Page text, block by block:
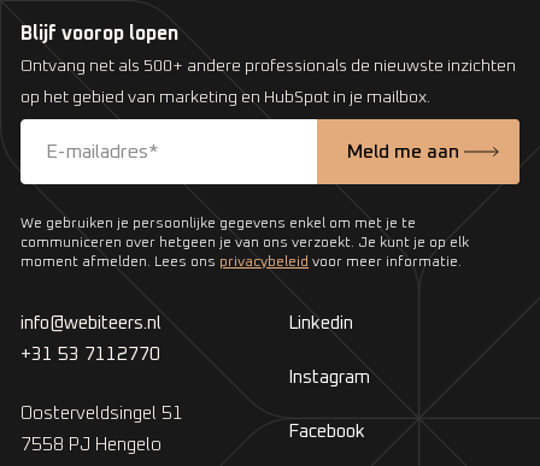
Blijf voorop lopen
Ontvang net als 500+ andere professionals de nieuwste inzichten
op het gebied van marketing en HubSpot in je mailbox.
We gebruiken je persoonlijke gegevens enkel om met je te
communiceren over hetgeen je van ons verzoekt. Je kunt je op elk
moment afmelden. Lees ons privacybeleid voor meer informatie.
info@webiteers.nl
+31 53 7112770
Oosterveldsingel 51
7558 PJ Hengelo
Linkedin
Instagram
Facebook